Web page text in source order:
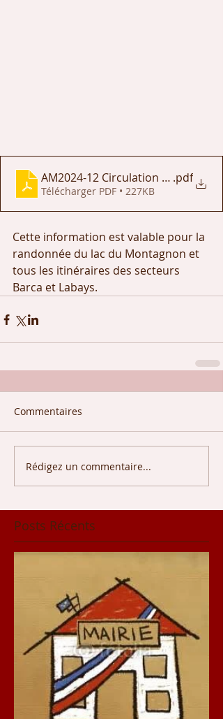
AM2024-12 Circulation et.pdf
Télécharger PDF • 227KB
Cette information est valable pour la
randonnée du lac du Montagnon et
tous les itinéraires des secteurs
Barca et Labays.
Commentaires
Rédigez un commentaire...
Posts Récents